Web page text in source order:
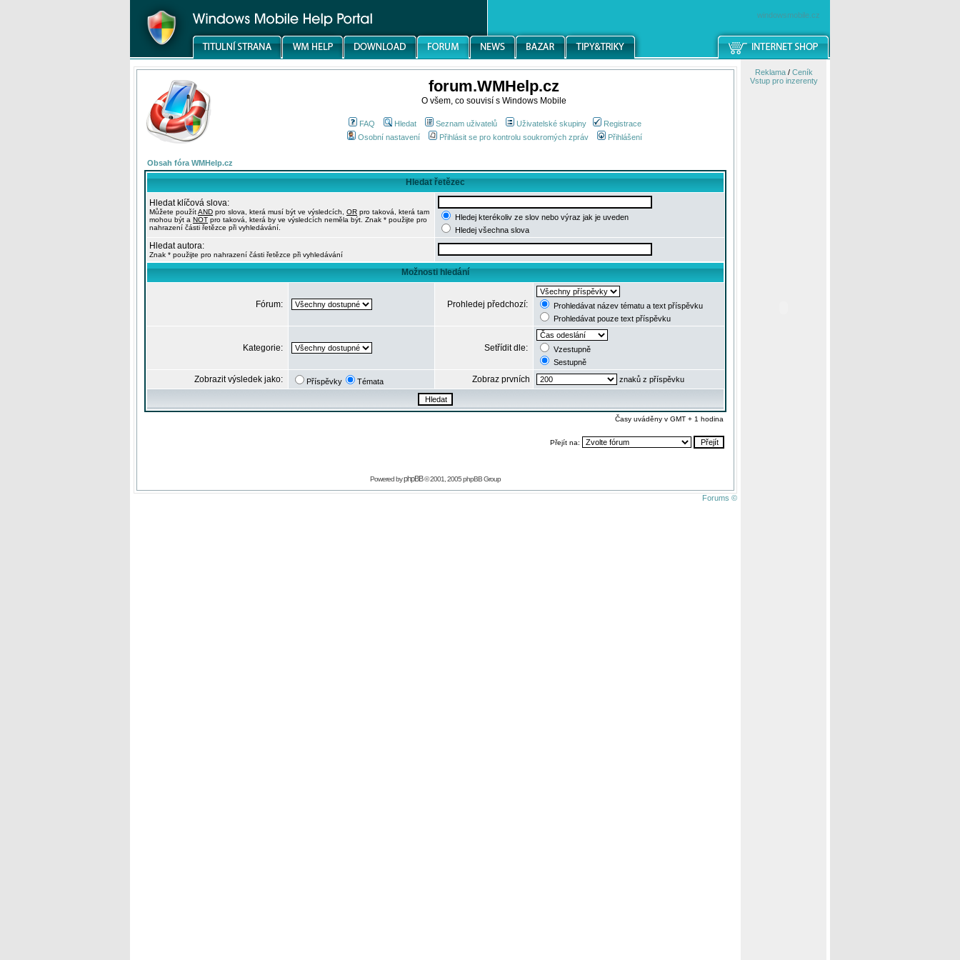
windowsmobile.cz
forum.WMHelp.cz
O všem, co souvisí s Windows Mobile
FAQ Hledat Seznam uživatelů Uživatelské skupiny
Registrace
Osobní nastavení
Přihlásit se pro kontrolu soukromých zpráv Přihlášení
Obsah fóra WMHelp.cz
Hledat řetězec
Hledat klíčová slova:
Můžete použítAND pro slova, která musí být ve výsledcích, OR pro taková, která tam
mohou být a NOT pro taková, která by ve výsledcích neměla být. Znak * použijte pro
nahrazení části řetězce při vyhledávání.
Hledej kterékoliv ze slov nebo výraz jak je uveden
Hledej všechna slova
Hledat autora:
Znak * použijte pro nahrazení části řetězce při vyhledávání
Možnosti hledání
Fórum: Prohledej předchozí:
Prohledávat název tématu a text příspěvku
Prohledávat pouze text příspěvku
Kategorie: Setřídit dle:
Vzestupně
Sestupně
Zobrazit výsledek jako: Příspěvky Témata Zobraz prvních znaků z příspěvku
Časy uváděny v GMT + 1 hodina
Přejít na:
Powered byphpBB© 2001, 2005 phpBB Group
Forums ©
Reklama/ Ceník
Vstup pro inzerenty